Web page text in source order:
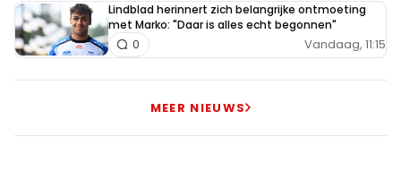
Lindblad herinnert zich belangrijke ontmoeting
met Marko: "Daar is alles echt begonnen"
Vandaag, 11:15
0
MEER NIEUWS